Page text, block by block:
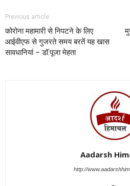
Previous article
कोरोना महामारी से निपटने के लिए
आईवीएफ से गुजरते समय बरतें यह खास
सावधानियां – डॉ.पूजा मेहता
Aadarsh
http://